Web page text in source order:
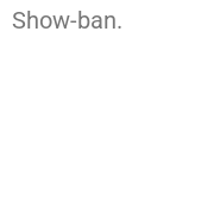
Show-ban.